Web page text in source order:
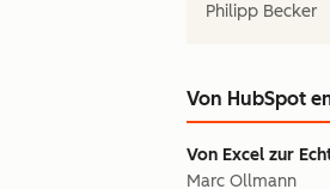
Philipp Becker
Von HubSpot
Von Excel zur
Marc Ollmann